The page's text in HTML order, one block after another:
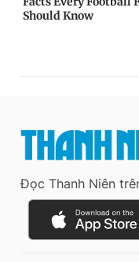
Đọc Thanh Niên